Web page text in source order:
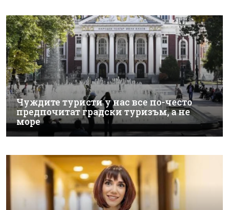
Чуждите туристи у нас все по-често
предпочитат градски туризъм, а не
море